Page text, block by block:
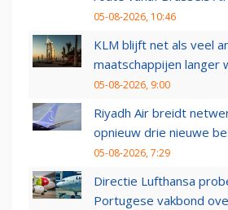
05-08-2026, 10:46
KLM blijft net als veel
maatschappijen langer
05-08-2026, 9:00
Riyadh Air breidt
opnieuw drie nieuwe
05-08-2026, 7:29
Directie Lufthansa
Portugese vakbond